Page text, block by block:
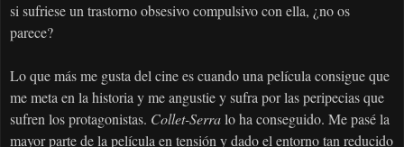
si sufriese un trastorno obsesivo compulsivo con ella, ¿no os
parece?
Lo que más me gusta del cine es cuando una película consigue que
me meta en la historia y me angustie y sufra por las peripecias que
sufren los protagonistas. Collet-Serralo ha conseguido. Me pasé la
mayor parte de la película en tensión y dado el entorno tan reducido